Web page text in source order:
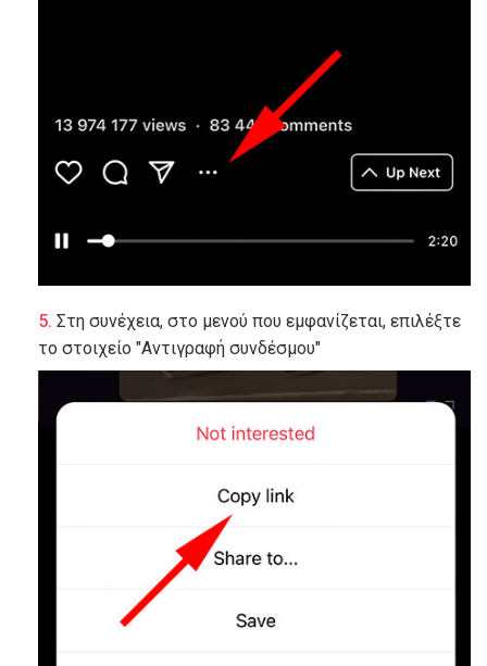
Στη συνέχεια, στο μενού που εμφανίζεται, επιλέξτε
το στοιχείο "Αντιγραφή συνδέσμου"